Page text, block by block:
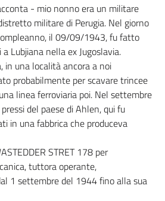
- mio nonno era un militare
militare di Perugia. Nel giorno
il 09/09/1943, fu fatto
Lubjiana nella ex Jugoslavia.
in una località ancora a noi
probabilmente per scavare trincee
linea ferroviaria poi. Nel settembre
del paese di Ahlen, qui fu
in una fabbrica che produceva
STRET 178 per
tuttora operante,
1 settembre del 1944 fino alla sua